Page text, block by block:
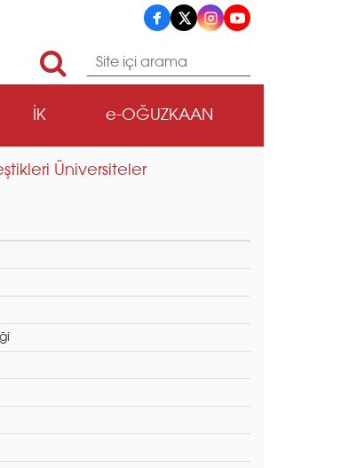
İK e-OĞUZKAAN
Üniversiteler